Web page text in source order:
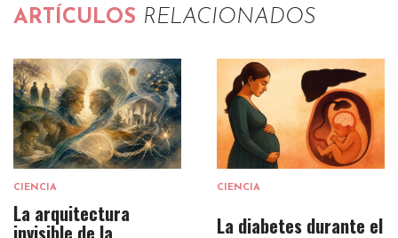
ARTÍCULOS RELACIONADOS
CIENCIA
La arquitectura
CIENCIA
La diabetes durante el